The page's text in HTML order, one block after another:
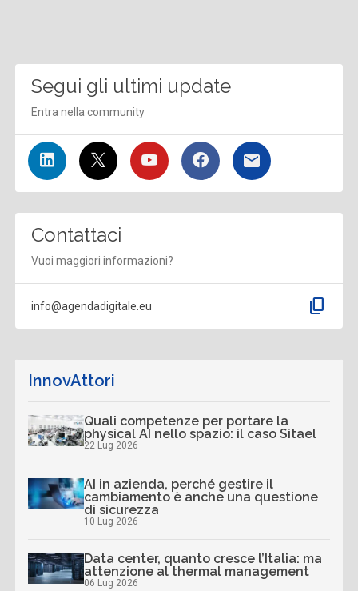
Segui gli ultimi update
Entra nella community
Contattaci
Vuoi maggiori informazioni?
info@agendadigitale.eu content_copy
InnovAttori
Quali competenze per portare la
physical AI nello spazio: il caso Sitael
22 Lug 2026
AI in azienda, perché gestire il
cambiamento è anche una questione
di sicurezza
10 Lug 2026
Data center, quanto cresce l’Italia: ma
attenzione al thermal management
06 Lug 2026